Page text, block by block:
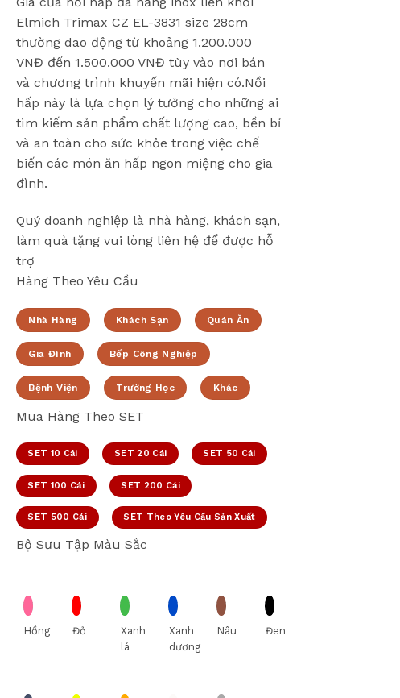
Elmich Trimax CZ EL-3831 size 28cm
thường dao động từ khoảng 1.200.000
VNĐ đến 1.500.000 VNĐ tùy vào nơi bán
và chương trình khuyến mãi hiện có.Nồi
hấp này là lựa chọn lý tưởng cho những ai
tìm kiếm sản phẩm chất lượng cao, bền bỉ
và an toàn cho sức khỏe trong việc chế
biến các món ăn hấp ngon miệng cho gia
đình.
Quý doanh nghiệp là nhà hàng, khách sạn,
làm quà tặng vui lòng liên hệ để được hỗ
trợ
Hàng Theo Yêu Cầu
Nhà Hàng Khách Sạn Quán Ăn
Gia Đình Bếp Công Nghiệp
Bệnh Viện Trường Học Khác
Mua Hàng Theo SET
SET 10 Cái SET 20 Cái SET 50 Cái
SET 100 Cái SET 200 Cái
SET 500 Cái SET Theo Yêu Cầu Sản Xuất
Bộ Sưu Tập Màu Sắc
Hồng Đỏ
Xanh
lá
Xanh
dương
Nâu Đen